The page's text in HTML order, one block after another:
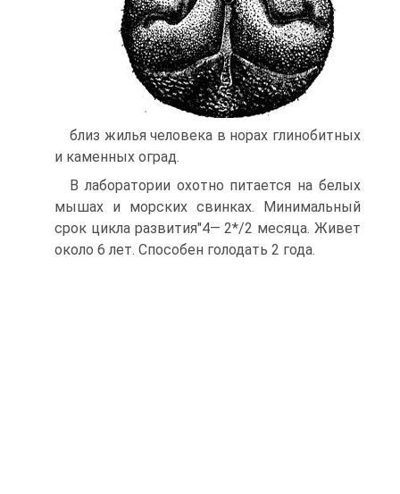
близ жилья человека в норах глинобитных
и каменных оград.
В лаборатории охотно питается на белых
мышах и морских свинках. Минимальный
срок цикла развития"4— 2*/2 месяца. Живет
около 6 лет. Способен голодать 2 года.